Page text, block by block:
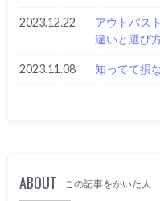
2023.12.22
アウトバス
違いと選び
2023.11.08 知ってて損
ABOUT この記事をかいた人